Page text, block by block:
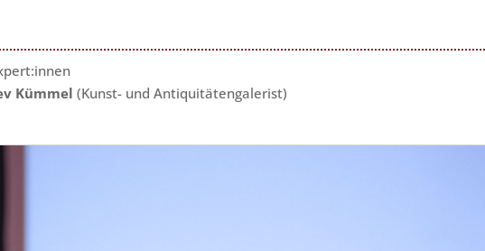
Kümmel (Kunst- und Antiquitätengalerist)